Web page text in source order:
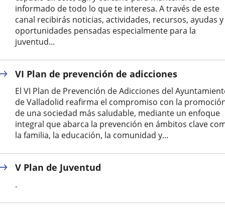
informado de todo lo que te interesa. A través de este
canal recibirás noticias, actividades, recursos, ayudas y
oportunidades pensadas especialmente para la
juventud...
VI Plan de prevención de adicciones
El VI Plan de Prevención de Adicciones del
de Valladolid reafirma el compromiso con la
de una sociedad más saludable, mediante un enfoque
integral que abarca la prevención en ámbitos clave
la familia, la educación, la comunidad y...
V Plan de Juventud
.